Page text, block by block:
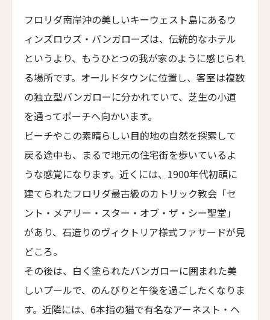
Hotel Belleclaire
パークホテル・エーゲルナー・ヘーフェ
Parkhotel Egerner Höfe
カブ・ホテル・ロードス
Cabu Hotel Rhodes
メゾン・モーブリュイユ
Maison Maubreuil
グランド・パレス・ブルノ
Grand Palace Brno
アッシュダウン・パーク・ホテル&カントリークラ
ブ
アレクサンダー・ハウス・アンド・ユートピア・ス
Alexander House & Utopia Spa
ザ・ランドマーク・ロードス・ヴィラズ＆スパ
The Landmark Rhodes Villas & Spa, Greece
フロリダ南岸沖の美しいキーウェスト島にあるウ
ィンズロウズ・バンガローズは、伝統的なホテル
というより、もうひとつの我が家のように感じられ
る場所です。オールドタウンに位置し、客室は複数
の独立型バンガローに分かれていて、芝生の小道
を通ってポーチへ向かいます。
ビーチやこの素晴らしい目的地の自然を探索して
戻る途中も、まるで地元の住宅街を歩いているよ
うな感覚になります。近くには、1900年代初頭に
建てられたフロリダ最古級のカトリック教会「セ
ント・メアリー・スター・オブ・ザ・シー聖堂」
があり、石造りのヴィクトリア様式ファサードが見
どころ。
その後は、白く塗られたバンガローに囲まれた美
しいプールで、のんびりと午後を過ごしたくなりま
す。近隣には、6本指の猫で有名なアーネスト・ヘ